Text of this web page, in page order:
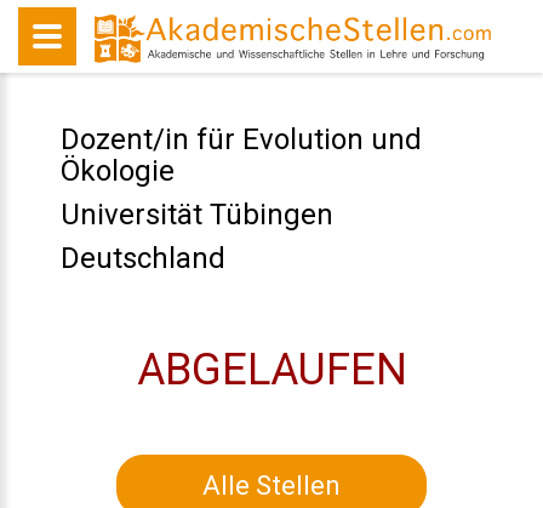
Dozent/in für Evolution und
Ökologie
Universität Tübingen
Deutschland
ABGELAUFEN
Alle Stellen